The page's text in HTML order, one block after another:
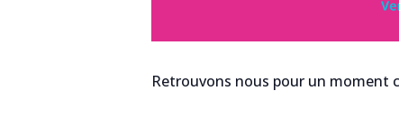
Retrouvons nous pour un moment